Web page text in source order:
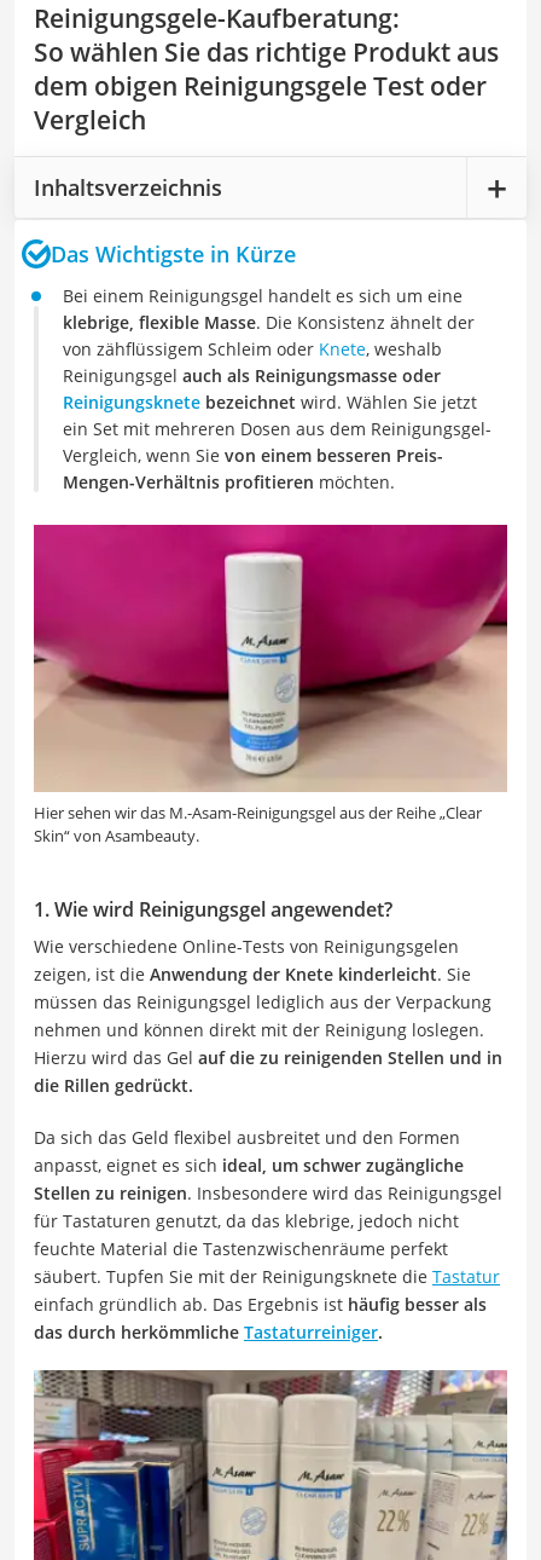
Reinigungsgele-Kaufberatung:
So wählen Sie das richtige Produkt aus
dem obigen Reinigungsgele Test oder
Vergleich
Inhaltsverzeichnis
Das Wichtigste in Kürze
Bei einem Reinigungsgel handelt es sich um eine
klebrige, flexible Masse. Die Konsistenz ähnelt der
von zähflüssigem Schleim oder Knete, weshalb
Reinigungsgel auch als Reinigungsmasse oder
Reinigungsknete bezeichnet wird. Wählen Sie jetzt
ein Set mit mehreren Dosen aus dem Reinigungsgel-
Vergleich, wenn Sie von einem besseren Preis-
Mengen-Verhältnis profitieren möchten.
Hier sehen wir das M.-Asam-Reinigungsgel aus der Reihe „Clear
Skin“ von Asambeauty.
1. Wie wird Reinigungsgel angewendet?
Wie verschiedene Online-Tests von Reinigungsgelen
zeigen, ist die Anwendung der Knete kinderleicht. Sie
müssen das Reinigungsgel lediglich aus der Verpackung
nehmen und können direkt mit der Reinigung loslegen.
Hierzu wird das Gel auf die zu reinigenden Stellen und in
die Rillen gedrückt.
Da sich das Geld flexibel ausbreitet und den Formen
anpasst, eignet es sich ideal, um schwer zugängliche
Stellen zu reinigen. Insbesondere wird das Reinigungsgel
für Tastaturen genutzt, da das klebrige, jedoch nicht
feuchte Material die Tastenzwischenräume perfekt
säubert. Tupfen Sie mit der Reinigungsknete die Tastatur
einfach gründlich ab. Das Ergebnis ist häufig besser als
das durch herkömmliche Tastaturreiniger.